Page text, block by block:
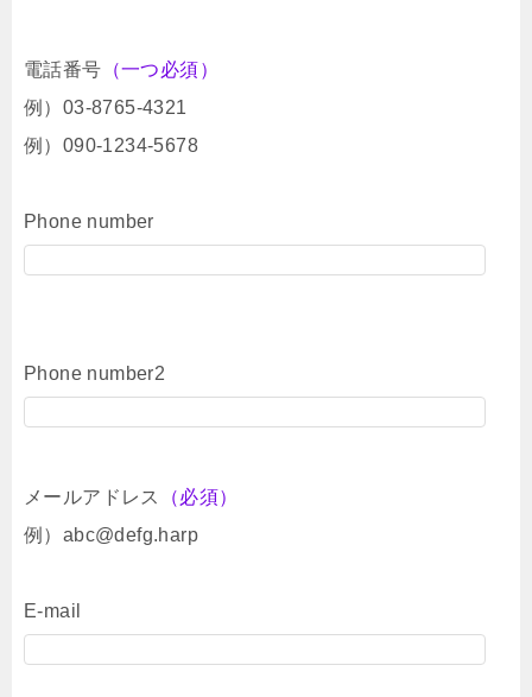
電話番号 （一つ必須）
例）03-8765-4321
例）090-1234-5678
Phone number
Phone number2
メールアドレス
（必須）
例）abc@defg.harp
E-mail